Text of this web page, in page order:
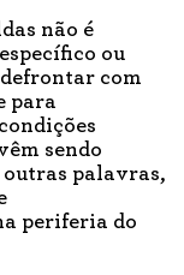
não é
ou
defrontar com
para
sendo
outras palavras,
periferia do